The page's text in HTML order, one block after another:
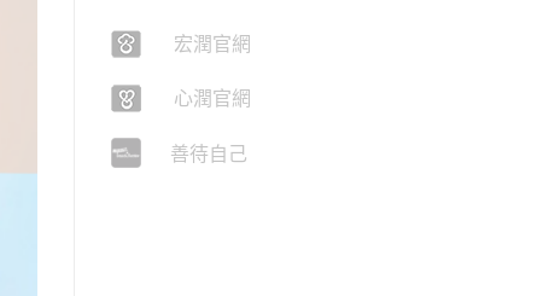
宏潤官網
心潤官網
善待自己